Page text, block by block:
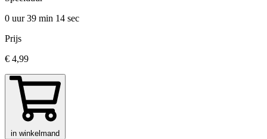
0 uur 39 min 14 sec
Prijs
€ 4,99
in winkelmand